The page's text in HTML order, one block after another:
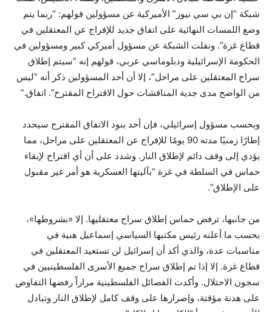
شبكة “إن بي سي نيوز” الأميركية عن مسؤولين قولهم: “ربما يتم
وضع اللمسات النهائية على اتفاق جديد للإفراج عن المعتقلين في
قطاع غزة”. ونقلت الشبكة عن مسؤول أميركي كبير ومسؤولين في
الحكومة الإسرائيلية ودبلوماسي عربي، قولهم إنه “سيتم إطلاق
سراح المعتقلين على مراحل”، إلا أن أحد المسؤولين ذكر أنه “ليس
من الواضح مدى جدية المناقشات حول الاقتراح المقترح”. اتفاق.”
وبحسب مسؤول إسرائيلي، فإن أحد بنود الاتفاق المقترح سيحدد
إطارًا زمنيًا مدته 90 يومًا للإفراج عن المعتقلين على مراحل، مما
يؤدي إلى وقف دائم لإطلاق النار. وشدد على أن أي اقتراح لإبقاء
حماس في السلطة في غزة “بآليتها العسكرية هو أمر غير مقبول
على الإطلاق”.
من جانبها، ترفض حماس إطلاق سراح معتقليها. إلا «بشروطها»،
بحسب ما أعلنه رئيس مكتبها السياسي إسماعيل هنية في
مناسبات عدة، والذي أكد أن إسرائيل لن تستعيد المعتقلين في
قطاع غزة. إلا إذا تم إطلاق سراح جميع الأسرى الفلسطينيين في
سجون الاحتلال. وأكدت الفصائل الفلسطينية مراراً رفضها التفاوض
على هدنة مؤقتة، وإصرارها على وقف كامل لإطلاق النار وتبادل